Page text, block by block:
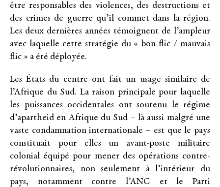
être responsables des violences, des destructions et
des crimes de guerre qu’il commet dans la région.
Les deux dernières années témoignent de l’ampleur
avec laquelle cette stratégie du « bon flic / mauvais
flic » a été déployée.
Les États du centre ont fait un usage similaire de
l’Afrique du Sud. La raison principale pour laquelle
les puissances occidentales ont soutenu le régime
d’apartheid en Afrique du Sud – là aussi malgré une
vaste condamnation internationale – est que le pays
constituait pour elles un avant-poste militaire
colonial équipé pour mener des opérations contre-
révolutionnaires, non seulement à l’intérieur du
pays, notamment contre l’ANC et le Parti